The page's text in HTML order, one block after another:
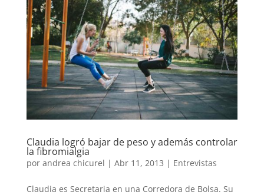
Claudia logró bajar de peso y además controlar
la fibromialgia
por andrea chicurel | Abr 11, 2013 | Entrevistas
Claudia es Secretaria en una Corredora de Bolsa. Su